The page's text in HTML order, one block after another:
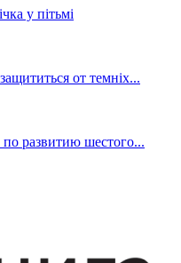
у пітьмі
от темніх...
развитию шестого...